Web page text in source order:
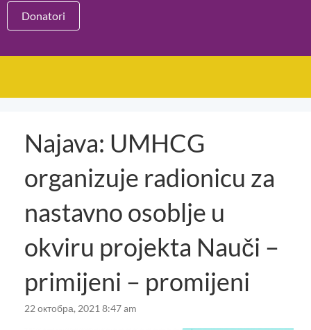
Donatori
Najava: UMHCG
organizuje radionicu za
nastavno osoblje u
okviru projekta Nauči –
primijeni – promijeni
22 октобра, 2021 8:47 am